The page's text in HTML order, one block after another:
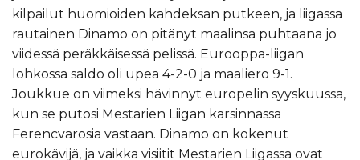
kilpailut huomioiden kahdeksan putkeen, ja liigassa
rautainen Dinamo on pitänyt maalinsa puhtaana jo
viidessä peräkkäisessä pelissä. Eurooppa-liigan
lohkossa saldo oli upea 4-2-0 ja maaliero 9-1.
Joukkue on viimeksi hävinnyt europelin syyskuussa,
kun se putosi Mestarien Liigan karsinnassa
Ferencvarosia vastaan. Dinamo on kokenut
eurokävijä, ja vaikka visiitit Mestarien Liigassa ovat